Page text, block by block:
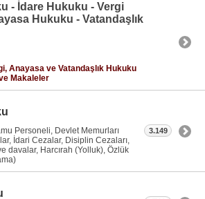
- İdare Hukuku - Vergi
Hukuku - Vatandaşlık
Anayasa ve Vatandaşlık Hukuku
Makaleler
Personeli, Devlet Memurları
İdari Cezalar, Disiplin Cezaları,
davalar, Harcırah (Yolluk), Özlük
3.149